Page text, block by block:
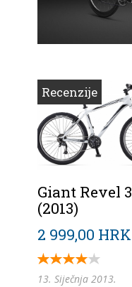
Recenzije
Giant Revel 3
(2013)
2 999,00 HRK
13. Siječnja 2013.